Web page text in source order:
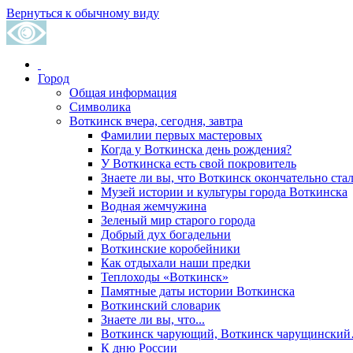
Вернуться к обычному виду
Город
Общая информация
Символика
Воткинск вчера, сегодня, завтра
Фамилии первых мастеровых
Когда у Воткинска день рождения?
У Воткинска есть свой покровитель
Знаете ли вы, что Воткинск окончательно
Музей истории и культуры города Воткинска
Водная жемчужина
Зеленый мир старого города
Добрый дух богадельни
Воткинские коробейники
Как отдыхали наши предки
Теплоходы «Воткинск»
Памятные даты истории Воткинска
Воткинский словарик
Знаете ли вы, что...
Воткинск чарующий, Воткинск
К дню России